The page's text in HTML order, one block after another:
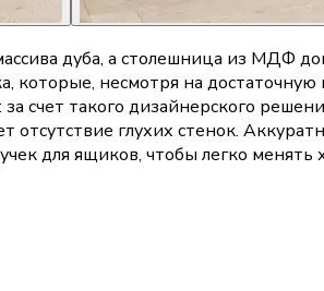
дуба, а столешница из МДФ
которые, несмотря на
счет такого дизайнерского
отсутствие глухих стенок.
для ящиков, чтобы легко